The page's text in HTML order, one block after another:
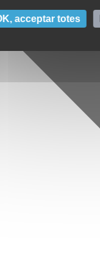
acceptar totes